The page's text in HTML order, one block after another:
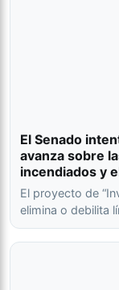
El Senado
avanza sobre
incendiados y
El proyecto de
elimina o debilita